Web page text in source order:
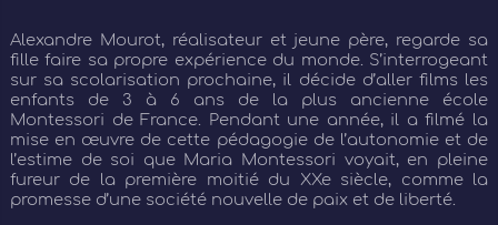
Alexandre Mourot, réalisateur et jeune père, regarde sa
fille faire sa propre expérience du monde. S’interrogeant
sur sa scolarisation prochaine, il décide d’aller films les
enfants de 3 à 6 ans de la plus ancienne école
Montessori de France. Pendant une année, il a filmé la
mise en œuvre de cette pédagogie de l’autonomie et de
l’estime de soi que Maria Montessori voyait, en pleine
fureur de la première moitié du XXe siècle, comme la
promesse d’une société nouvelle de paix et de liberté.